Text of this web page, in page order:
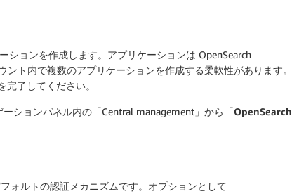
ションを作成します。アプリケーションは OpenSearch
ト内で複数のアプリケーションを作成する柔軟性があります。
了してください。
ションパネル内の「Central management」から「OpenSearch
フォルトの認証メカニズムです。オプションとして